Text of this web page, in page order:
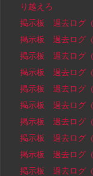
り越えろ
掲示板 過去ログ
掲示板 過去ログ
掲示板 過去ログ
掲示板 過去ログ
掲示板 過去ログ
掲示板 過去ログ
掲示板 過去ログ
掲示板 過去ログ
掲示板 過去ログ
掲示板 過去ログ